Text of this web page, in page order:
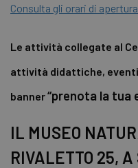
Consulta gli orari di apertura
Le attività collegate al
attività didattiche,
banner“prenota la tua
IL MUSEO
RIVALETTO 25,